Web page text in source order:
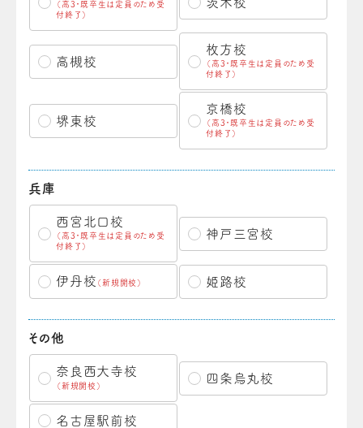
（高3・既卒生は定員のため受
付終了）
高槻校
枚方校
（高3・既卒生は定員のため受
付終了）
堺東校
京橋校
（高3・既卒生は定員のため受
付終了）
兵庫
西宮北口校
（高3・既卒生は定員のため受
付終了）
神戸三宮校
伊丹校 （新規開校） 姫路校
その他
奈良西大寺校
（新規開校）
四条烏丸校
名古屋駅前校